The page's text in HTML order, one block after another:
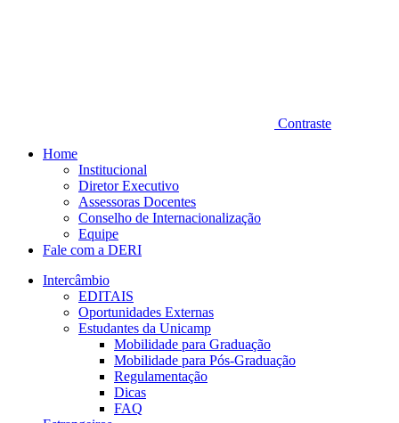
Contraste
Home
Institucional
Diretor Executivo
Assessoras Docentes
Conselho de Internacionalização
Equipe
Fale com a DERI
Intercâmbio
EDITAIS
Oportunidades Externas
Estudantes da Unicamp
Mobilidade para Graduação
Mobilidade para Pós-Graduação
Regulamentação
Dicas
FAQ